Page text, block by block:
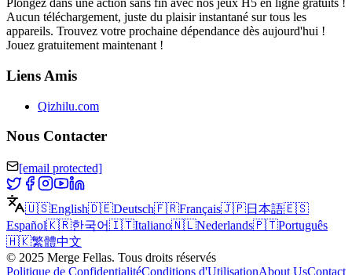
Plongez dans une action sans fin avec nos jeux H5 en ligne gratuits !
Aucun téléchargement, juste du plaisir instantané sur tous les
appareils. Trouvez votre prochaine dépendance dès aujourd'hui !
Jouez gratuitement maintenant !
Liens Amis
Qizhilu.com
Nous Contacter
[email protected]
🇺🇸English🇩🇪Deutsch🇫🇷Français🇯🇵日本語🇪🇸
Español🇰🇷한국어🇮🇹Italiano🇳🇱Nederlands🇵🇹Português
🇭🇰繁體中文
© 2025 Merge Fellas. Tous droits réservés
Politique de ConfidentialitéConditions d'UtilisationAbout UsContact